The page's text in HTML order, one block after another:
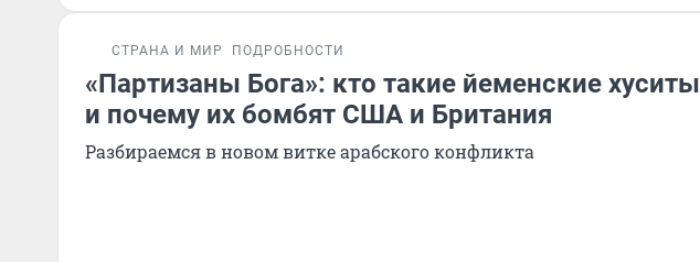
СТРАНА И МИР ПОДРОБНОСТИ
«Партизаны Бога»: кто такие йеменские хуситы
и почему их бомбят США и Британия
Разбираемся в новом витке арабского конфликта